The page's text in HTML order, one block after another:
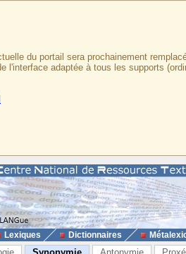
du portail sera prochainement
l'interface adaptée à tous les supports
Lexiques Dictionnaires